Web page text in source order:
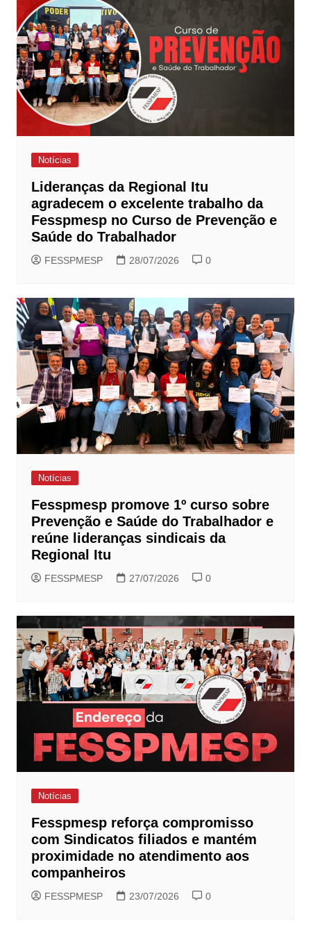
Notícias
Lideranças da Regional Itu
agradecem o excelente trabalho da
Fesspmesp no Curso de Prevenção e
Saúde do Trabalhador
FESSPMESP 28/07/2026 0
Notícias
Fesspmesp promove 1º curso sobre
Prevenção e Saúde do Trabalhador e
reúne lideranças sindicais da
Regional Itu
FESSPMESP 27/07/2026 0
Notícias
Fesspmesp reforça compromisso
com Sindicatos filiados e mantém
proximidade no atendimento aos
companheiros
FESSPMESP 23/07/2026 0